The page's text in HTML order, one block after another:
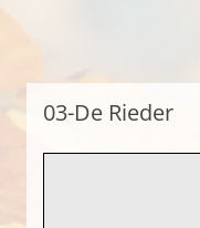
03-De Rieder